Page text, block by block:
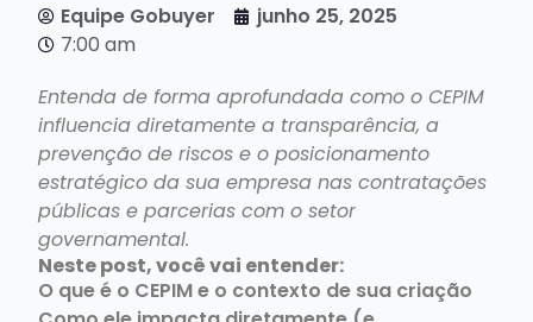
Equipe Gobuyer
junho 25, 2025
7:00 am
Entenda de forma aprofundada como o CEPIM
influencia diretamente a transparência, a
prevenção de riscos e o posicionamento
estratégico da sua empresa nas contratações
públicas e parcerias com o setor
governamental.
Neste post, você vai entender:
O que é o CEPIM e o contexto de sua criação